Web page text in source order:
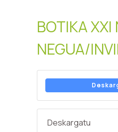
BOTIKA XXI
NEGUA/
Deskargatu